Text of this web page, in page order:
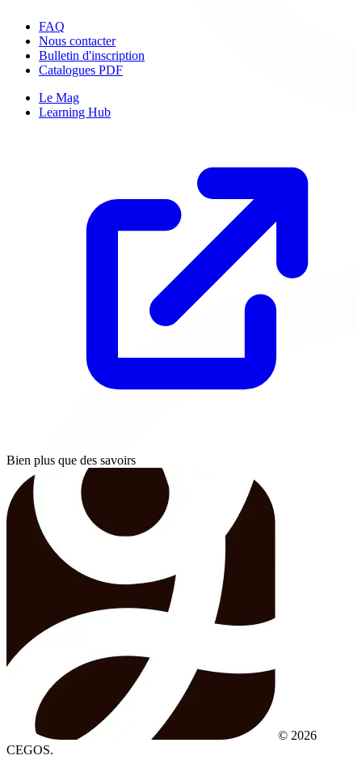
FAQ
Nous contacter
Bulletin d'inscription
Catalogues PDF
Le Mag
Learning Hub
Bien plus que des savoirs
© 2026
CEGOS.